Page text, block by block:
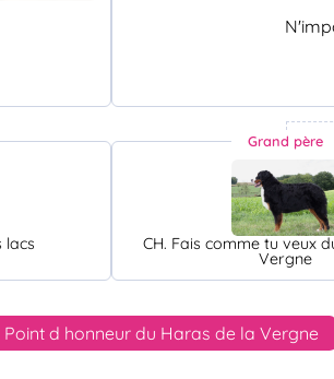
lacs
Grand père
CH. Fais comme tu veux
Vergne
Point d honneur du Haras de la Vergne